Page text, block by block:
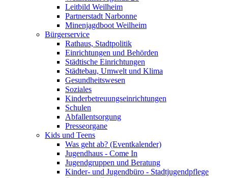
Leitbild Weilheim
Partnerstadt Narbonne
Minenjagdboot Weilheim
Bürgerservice
Rathaus, Stadtpolitik
Einrichtungen und Behörden
Städtische Einrichtungen
Städtebau, Umwelt und Klima
Gesundheitswesen
Soziales
Kinderbetreuungseinrichtungen
Schulen
Abfallentsorgung
Presseorgane
Kids und Teens
Was geht ab? (Eventkalender)
Jugendhaus - Come In
Jugendgruppen und Beratung
Kinder- und Jugendbüro - Stadtjugendpflege